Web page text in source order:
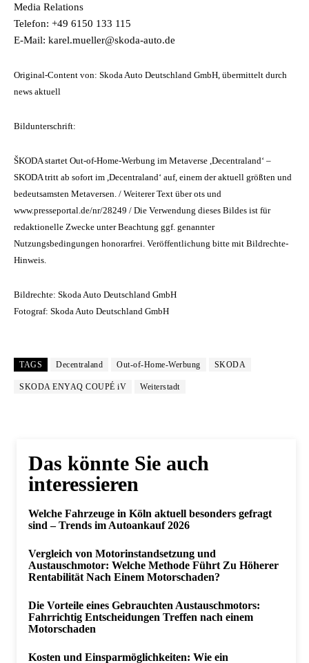
Media Relations
Telefon: +49 6150 133 115
E-Mail: karel.mueller@skoda-auto.de
Original-Content von: Skoda Auto Deutschland GmbH, übermittelt durch
news aktuell
Bildunterschrift:
ŠKODA startet Out-of-Home-Werbung im Metaverse ,Decentraland‘ –
SKODA tritt ab sofort im ,Decentraland‘ auf, einem der aktuell größten und
bedeutsamsten Metaversen. / Weiterer Text über ots und
www.presseportal.de/nr/28249 / Die Verwendung dieses Bildes ist für
redaktionelle Zwecke unter Beachtung ggf. genannter
Nutzungsbedingungen honorarfrei. Veröffentlichung bitte mit Bildrechte-
Hinweis.
Bildrechte: Skoda Auto Deutschland GmbH
Fotograf: Skoda Auto Deutschland GmbH
TAGS Decentraland Out-of-Home-Werbung SKODA
SKODA ENYAQ COUPÉ iV Weiterstadt
Das könnte Sie auch
interessieren
Welche Fahrzeuge in Köln aktuell besonders gefragt
sind – Trends im Autoankauf 2026
Vergleich von Motorinstandsetzung und
Austauschmotor: Welche Methode Führt Zu Höherer
Rentabilität Nach Einem Motorschaden?
Die Vorteile eines Gebrauchten Austauschmotors:
Fahrrichtig Entscheidungen Treffen nach einem
Motorschaden
Kosten und Einsparmöglichkeiten: Wie ein